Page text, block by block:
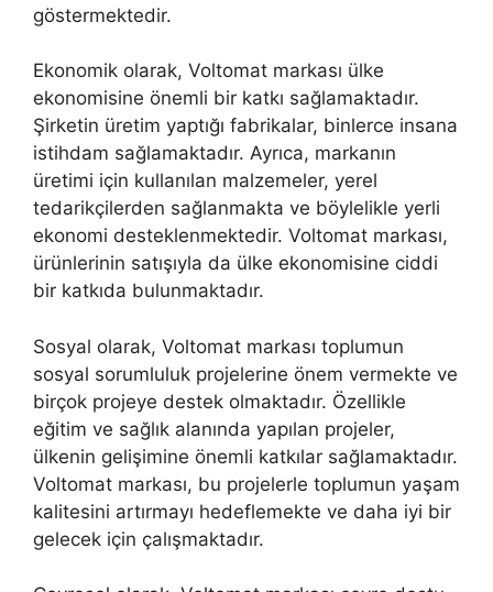
göstermektedir.
Ekonomik olarak, Voltomat markası ülke
ekonomisine önemli bir katkı sağlamaktadır.
Şirketin üretim yaptığı fabrikalar, binlerce insana
istihdam sağlamaktadır. Ayrıca, markanın
üretimi için kullanılan malzemeler, yerel
tedarikçilerden sağlanmakta ve böylelikle yerli
ekonomi desteklenmektedir. Voltomat markası,
ürünlerinin satışıyla da ülke ekonomisine ciddi
bir katkıda bulunmaktadır.
Sosyal olarak, Voltomat markası toplumun
sosyal sorumluluk projelerine önem vermekte ve
birçok projeye destek olmaktadır. Özellikle
eğitim ve sağlık alanında yapılan projeler,
ülkenin gelişimine önemli katkılar sağlamaktadır.
Voltomat markası, bu projelerle toplumun yaşam
kalitesini artırmayı hedeflemekte ve daha iyi bir
gelecek için çalışmaktadır.